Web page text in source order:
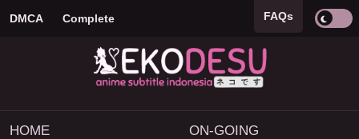
DMCA Complete FAQs
HOME ON-GOING